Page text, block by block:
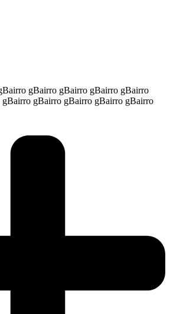
gBairro gBairro gBairro gBairro
gBairro gBairro gBairro gBairro